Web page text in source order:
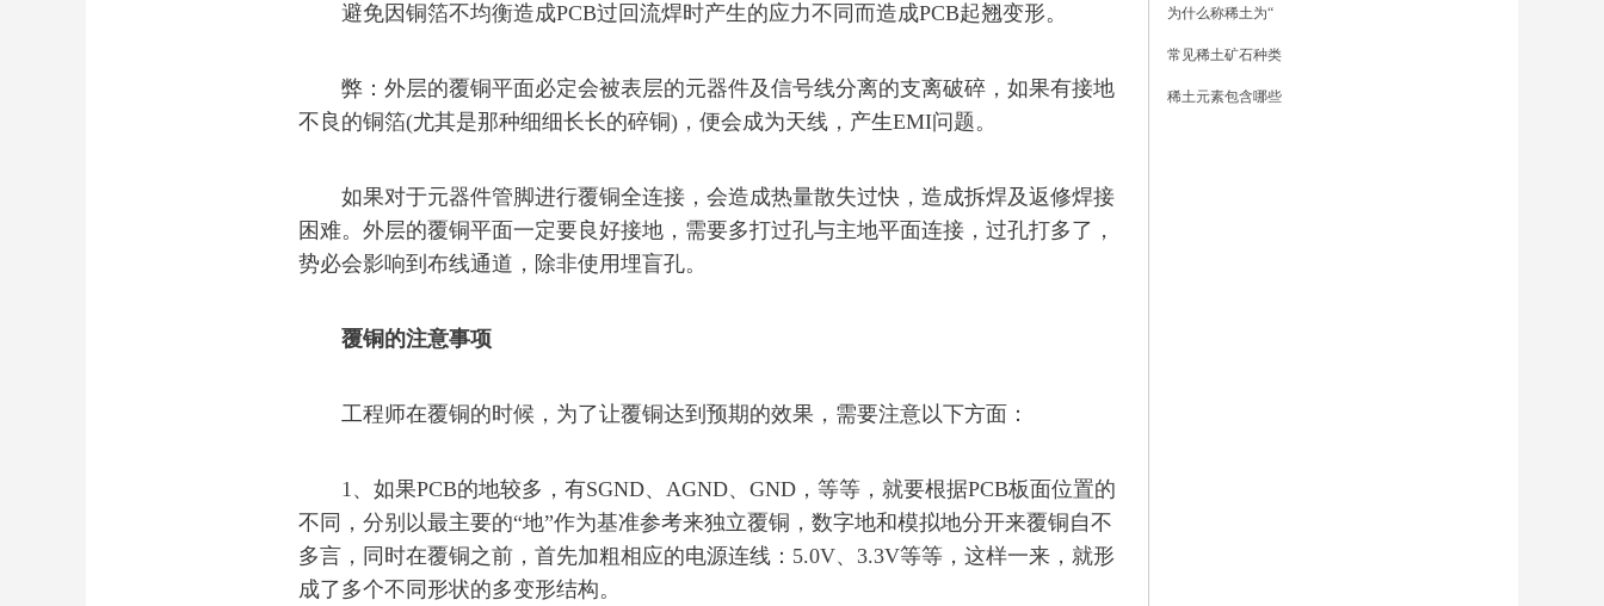
避免因铜箔不均衡造成PCB过回流焊时产生的应力不同而造成PCB起翘变形。
弊：外层的覆铜平面必定会被表层的元器件及信号线分离的支离破碎，如果有接地
不良的铜箔(尤其是那种细细长长的碎铜)，便会成为天线，产生EMI问题。
如果对于元器件管脚进行覆铜全连接，会造成热量散失过快，造成拆焊及返修焊接
困难。外层的覆铜平面一定要良好接地，需要多打过孔与主地平面连接，过孔打多了，
势必会影响到布线通道，除非使用埋盲孔。
覆铜的注意事项
工程师在覆铜的时候，为了让覆铜达到预期的效果，需要注意以下方面：
1、如果PCB的地较多，有SGND、AGND、GND，等等，就要根据PCB板面位置的
不同，分别以最主要的“地”作为基准参考来独立覆铜，数字地和模拟地分开来覆铜自不
多言，同时在覆铜之前，首先加粗相应的电源连线：5.0V、3.3V等等，这样一来，就形
成了多个不同形状的多变形结构。
为什么称稀土为“
常见稀土矿石种类
稀土元素包含哪些